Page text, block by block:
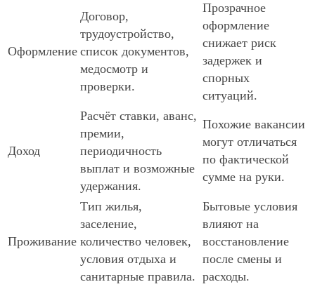
Оформление
Договор,
трудоустройство,
список документов,
медосмотр и
проверки.
Прозрачное
оформление
снижает риск
задержек и
спорных
ситуаций.
Доход
Расчёт ставки, аванс,
премии,
периодичность
выплат и возможные
удержания.
Похожие вакансии
могут отличаться
по фактической
сумме на руки.
Проживание
Тип жилья,
заселение,
количество человек,
условия отдыха и
санитарные правила.
Бытовые условия
влияют на
восстановление
после смены и
расходы.